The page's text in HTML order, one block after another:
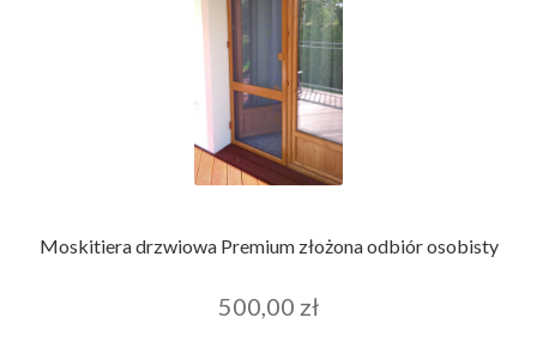
Moskitiera drzwiowa Premium złożona odbiór osobisty
500,00 zł